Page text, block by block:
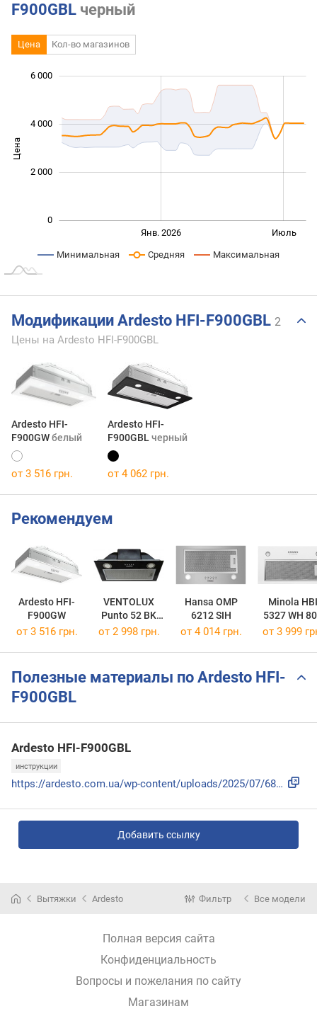
F900GBL черный
Цена Кол-во магазинов
Цена
0
2 000
4 000
6 000
Янв. 2026 Июль
Минимальная Средняя Максимальная
Модификации Ardesto HFI-F900GBL 2
Цены на Ardesto HFI-F900GBL
Ardesto HFI-
F900GWбелый
Ardesto HFI-
F900GBL черный
от 3 516 грн. от 4 062 грн.
Рекомендуем
Ardesto HFI-
F900GW
VENTOLUX
Punto 52 BK
900 PB PC
Hansa OMP
6212 SIH
Minola HBI
5327 WH
LED
от 3 516 грн. от 2 998 грн. от 4 014 грн. от 3 999
Полезные материалы по Ardesto HFI-
F900GBL
Ardesto HFI-F900GBL
инструкции
https://ardesto.com.ua/wp-content/uploads/2025/07/6874a7f77...
Добавить ссылку
Вытяжки Ardesto Фильтр Все модели
Полная версия сайта
Конфиденциальность
Вопросы и пожелания по сайту
Магазинам